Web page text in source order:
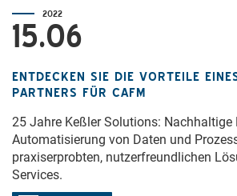
2022
15.06
ENTDECKEN SIE DIE VORTEILE
PARTNERS FÜR CAFM
25 Jahre Keßler Solutions:
Automatisierung von Daten und
praxiserprobten, nutzerfreundlichen
Services.